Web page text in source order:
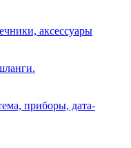
аксессуары
приборы, дата-